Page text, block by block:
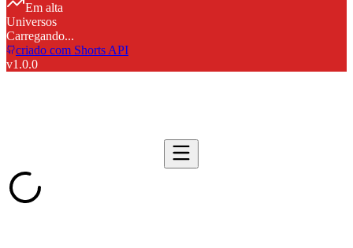
Em alta
Universos
Carregando...
criado com Shorts API
v1.0.0